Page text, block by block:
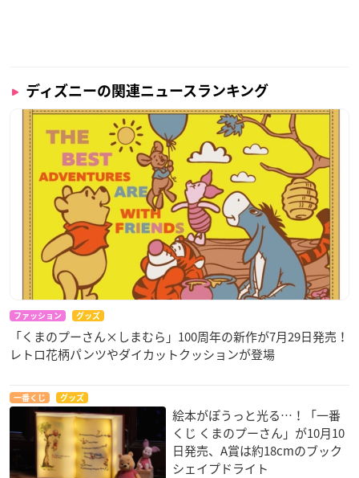
ディズニーの関連ニュースランキング
ファッション グッズ
「くまのプーさん×しまむら」100周年の新作が7月29日発売！
レトロ花柄パンツやダイカットクッションが登場
一番くじ グッズ
絵本がぽうっと光る…！「一番
くじ くまのプーさん」が10月10
日発売、A賞は約18cmのブック
シェイプドライト